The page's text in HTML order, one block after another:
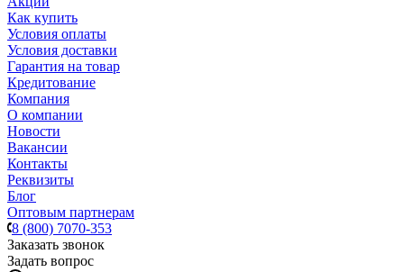
Как купить
Условия оплаты
Условия доставки
Гарантия на товар
Кредитование
Компания
О компании
Новости
Вакансии
Контакты
Реквизиты
Блог
Оптовым партнерам
8 (800) 7070-353
Заказать звонок
Задать вопрос